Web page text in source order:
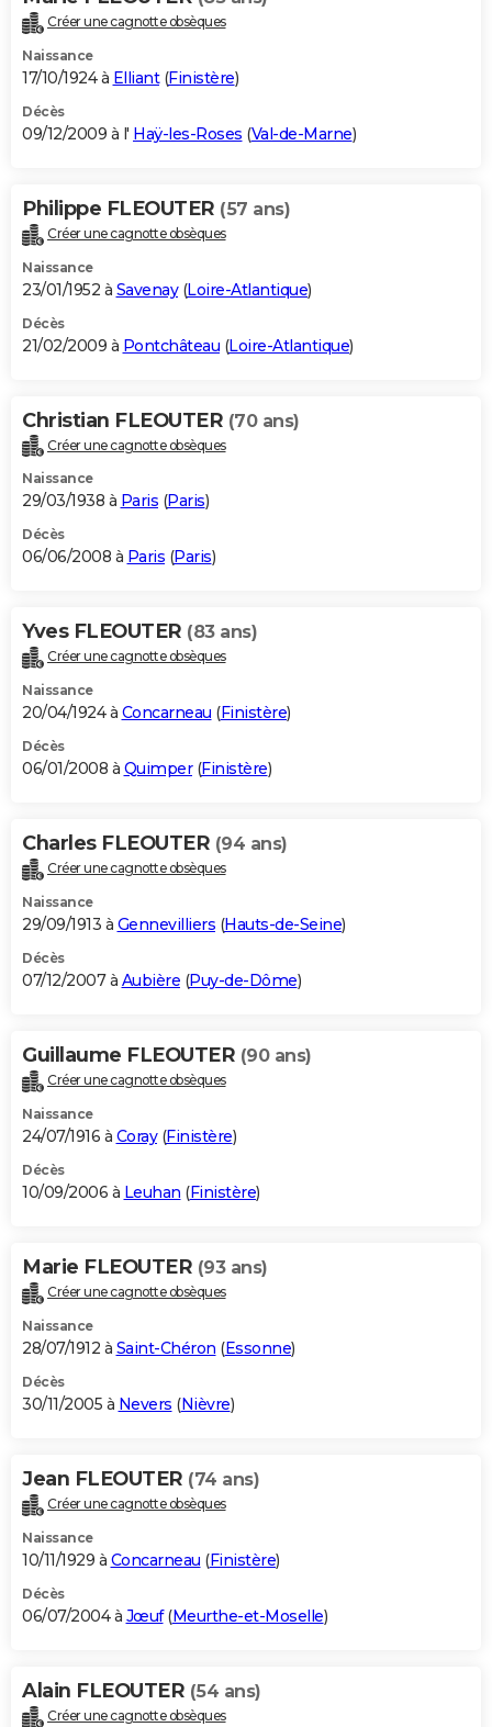
Créer une cagnotte obsèques
Naissance
17/10/1924 à Elliant(Finistère)
Décès
09/12/2009 à l' Haÿ-les-Roses (Val-de-Marne)
Philippe FLEOUTER (57 ans)
Créer une cagnotte obsèques
Naissance
23/01/1952 à Savenay(Loire-Atlantique)
Décès
21/02/2009 à Pontchâteau (Loire-Atlantique)
Christian FLEOUTER (70 ans)
Créer une cagnotte obsèques
Naissance
29/03/1938 à Paris (Paris)
Décès
06/06/2008 à Paris (Paris)
Yves FLEOUTER (83 ans)
Créer une cagnotte obsèques
Naissance
20/04/1924 à Concarneau (Finistère)
Décès
06/01/2008 à Quimper(Finistère)
Charles FLEOUTER (94 ans)
Créer une cagnotte obsèques
Naissance
29/09/1913 à Gennevilliers (Hauts-de-Seine)
Décès
07/12/2007 à Aubière (Puy-de-Dôme)
Guillaume FLEOUTER (90 ans)
Créer une cagnotte obsèques
Naissance
24/07/1916 à Coray(Finistère)
Décès
10/09/2006 à Leuhan (Finistère)
Marie FLEOUTER (93 ans)
Créer une cagnotte obsèques
Naissance
28/07/1912 à Saint-Chéron (Essonne)
Décès
30/11/2005 à Nevers (Nièvre)
Jean FLEOUTER (74 ans)
Créer une cagnotte obsèques
Naissance
10/11/1929 à Concarneau (Finistère)
Décès
06/07/2004 à Jœuf(Meurthe-et-Moselle)
Alain FLEOUTER (54 ans)
Créer une cagnotte obsèques